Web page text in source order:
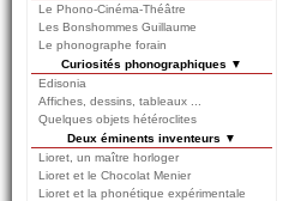
Le Phono-Cinéma-Théâtre
Les Bonshommes Guillaume
Le phonographe forain
Curiosités phonographiques ▼
Edisonia
Affiches, dessins, tableaux ...
Quelques objets hétéroclites
Deux éminents inventeurs ▼
Lioret, un maître horloger
Lioret et le Chocolat Menier
Lioret et la phonétique expérimentale